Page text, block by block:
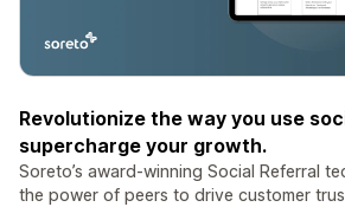
Revolutionize the way you use
supercharge your growth.
Soreto’s award-winning Social Referral
the power of peers to drive customer